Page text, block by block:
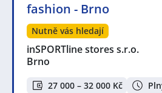
fashion - Brno
Nutně vás hledají
inSPORTline stores s.r.o.
Brno
27 000 – 32 000 Kč